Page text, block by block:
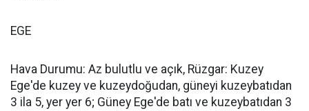
EGE
Hava Durumu: Az bulutlu ve açık, Rüzgar: Kuzey
Ege'de kuzey ve kuzeydoğudan, güneyi kuzeybatıdan
3 ila 5, yer yer 6; Güney Ege'de batı ve kuzeybatıdan 3